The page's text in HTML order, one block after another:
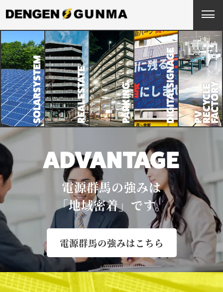
ADVANTAGE
電源群馬の強みは
「地域密着」です。
電源群馬の強みはこちら